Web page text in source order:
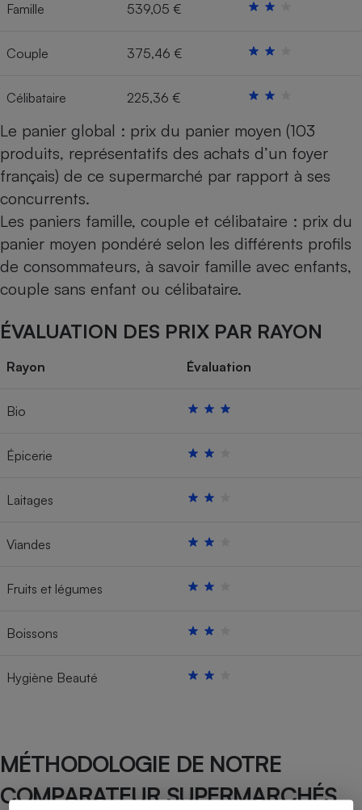
Famille 539,05 €
Couple 375,46 €
Célibataire 225,36 €
Le panier global : prix du panier moyen (103
produits, représentatifs des achats d’un foyer
français) de ce supermarché par rapport à ses
concurrents.
Les paniers famille, couple et célibataire : prix du
panier moyen pondéré selon les différents profils
de consommateurs, à savoir famille avec enfants,
couple sans enfant ou célibataire.
ÉVALUATION DES PRIX PAR RAYON
Rayon Évaluation
Bio
Épicerie
Laitages
Viandes
Fruits et légumes
Boissons
Hygiène Beauté
MÉTHODOLOGIE DE NOTRE
COMPARATEUR SUPERMARCHÉS